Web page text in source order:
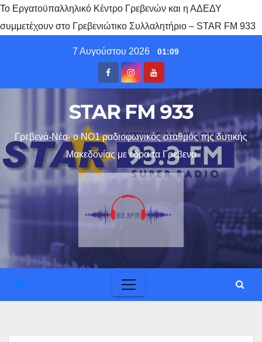
Το Εργατοϋπαλληλικό Κέντρο Γρεβενών και η ΑΔΕΔΥ
συμμετέχουν στο Γρεβενιώτικο Συλλαλητήριο – STAR FM 933
7 Αυγούστου 2026 01:09
STAR FM 933
Γρεβενά-Νέα- ο ΝΟ1 ραδιοφωνικός σταθμός της δυτικής
Μακεδονίας με έδρα τα Γρεβενα